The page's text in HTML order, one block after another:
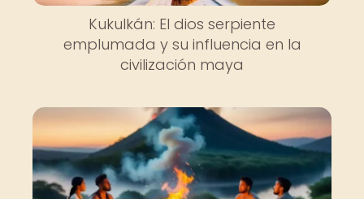
Kukulkán: El dios serpiente
emplumada y su influencia en la
civilización maya